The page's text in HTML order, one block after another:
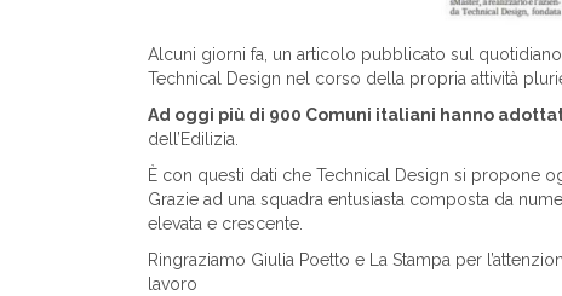
Alcuni giorni fa, un articolo pubblicato sul quotidiano
Technical Design nel corso della propria attività
Ad oggi più di 900 Comuni italiani hanno
dell’Edilizia.
È con questi dati che Technical Design si propone
Grazie ad una squadra entusiasta composta da
elevata e crescente.
Ringraziamo Giulia Poetto e La Stampa per
lavoro